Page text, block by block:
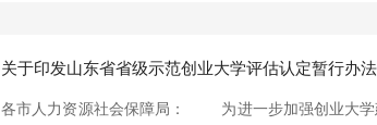
关于印发山东省省级示范创业大学评估认定暂行办
各市人力资源社会保障局： 为进一步加强创业大学